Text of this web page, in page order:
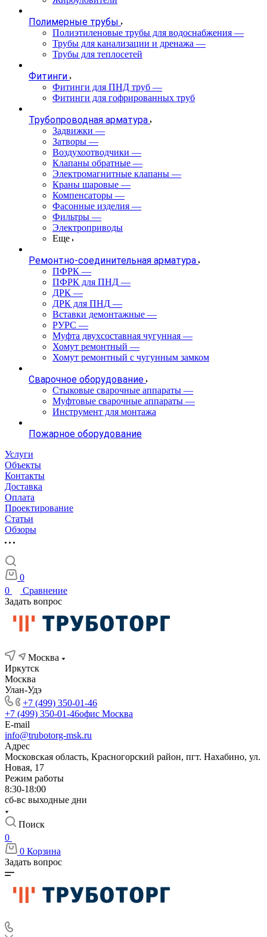
Полимерные трубы
Полиэтиленовые трубы для водоснабжения —
Трубы для канализации и дренажа —
Трубы для теплосетей
Фитинги
Фитинги для ПНД труб —
Фитинги для гофрированных труб
Трубопроводная арматура
Задвижки —
Затворы —
Воздухоотводчики —
Клапаны обратные —
Электромагнитные клапаны —
Краны шаровые —
Компенсаторы —
Фасонные изделия —
Фильтры —
Электроприводы
Еще
Ремонтно-соединительная арматура
ПФРК —
ПФРК для ПНД —
ДРК —
ДРК для ПНД —
Вставки демонтажные —
РУРС —
Муфта двухсоставная чугунная —
Хомут ремонтный —
Хомут ремонтный с чугунным замком
Сварочное оборудование
Стыковые сварочные аппараты —
Муфтовые сварочные аппараты —
Инструмент для монтажа
Пожарное оборудование
Услуги
Объекты
Контакты
Доставка
Оплата
Проектирование
Статьи
Обзоры
0
0
Сравнение
Задать вопрос
Москва
Иркутск
Москва
Улан-Удэ
+7 (499) 350-01-46
+7 (499) 350-01-46офис Москва
E-mail
info@trubotorg-msk.ru
Адрес
Московская область, Красногорский район, пгт. Нахабино, ул.
Новая, 17
Режим работы
8:30-18:00
сб-вс выходные дни
Поиск
0
0 Корзина
Задать вопрос